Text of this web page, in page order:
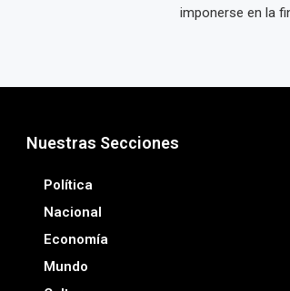
imponerse en la
Nuestras Secciones
Política
Nacional
Economía
Mundo